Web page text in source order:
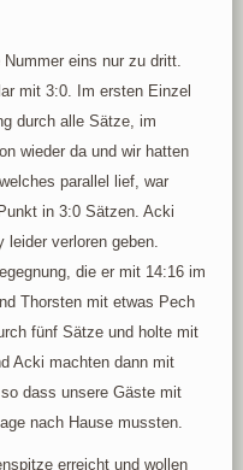
eins nur zu dritt.
mit 3:0. Im ersten Einzel
durch alle Sätze, im
wieder da und wir hatten
parallel lief, war
in 3:0 Sätzen. Acki
verloren geben.
die er mit 14:16 im
Thorsten mit etwas Pech
fünf Sätze und holte mit
Acki machten dann mit
dass unsere Gäste mit
nach Hause mussten.
erreicht und wollen